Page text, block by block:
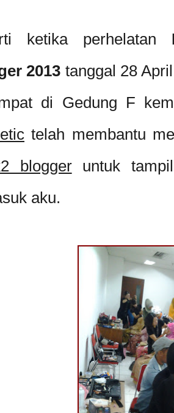
ketika perhelatan
2013 tanggal 28
di Gedung F
telah membantu
bloggeruntuk
aku.